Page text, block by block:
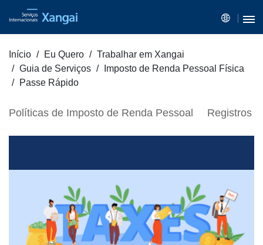
Início Eu Quero
Trabalhar em Xangai
Guia de Serviços
Imposto de Renda Pessoal Física
Passe Rápido
Políticas de Imposto de Renda Pessoal Registros